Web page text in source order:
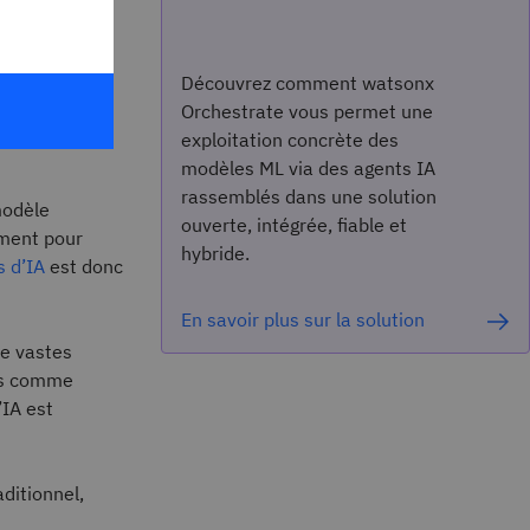
final.
: traduire
les
pour
d’IAest donc
vastes
comme
est
Découvrez comment watsonx
Orchestrate vous permet une
exploitation concrète des
modèles ML via des agents IA
rassemblés dans une solution
ouverte, intégrée, fiable et
hybride.
En savoir plus sur la solution